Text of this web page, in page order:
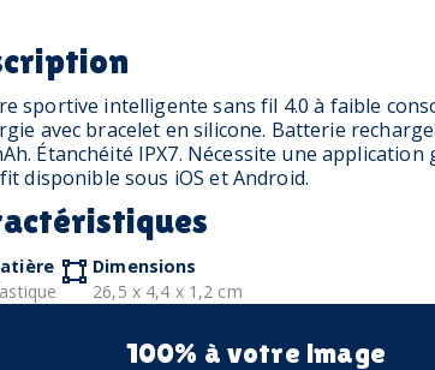
sportive intelligente sans fil 4.0 à faible
avec bracelet en silicone. Batterie
Étanchéité IPX7. Nécessite une
disponible sous iOS et Android.
Dimensions
26,5 x 4,4 x 1,2 cm
100% à votre image